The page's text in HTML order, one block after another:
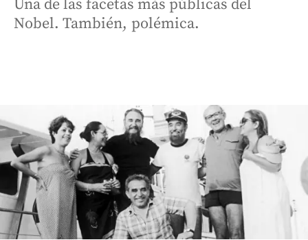
Una de las facetas más públicas del
Nobel. También, polémica.